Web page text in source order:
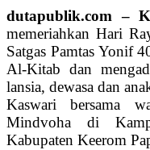
Share
dutapublik.com –
memeriahkan Hari
Satgas Pamtas Yonif
Al-Kitab dan
lansia, dewasa dan
Kaswari bersama
Mindvoha di
Kabupaten Keerom